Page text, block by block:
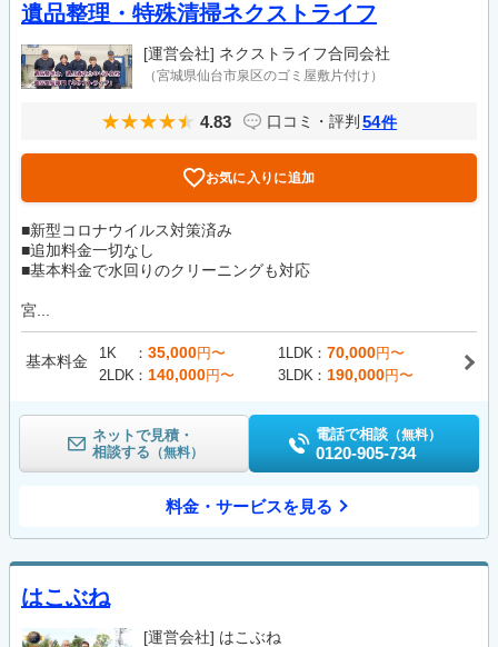
遺品整理・特殊清掃ネクストライフ
[運営会社] ネクストライフ合同会社
（宮城県仙台市泉区のゴミ屋敷片付け）
4.83 口コミ・評判 54件
お気に入りに追加
■新型コロナウイルス対策済み
■追加料金一切なし
■基本料金で水回りのクリーニングも対応
宮...
基本料金 1K 35,000円〜 1LDK 70,000円〜
2LDK
140,000円〜 3LDK 190,000円〜
ネットで見積・
相談する （無料）
電話で相談 （無料）
0120-905-734
料金・サービスを見る
はこぶね
[運営会社] はこぶね